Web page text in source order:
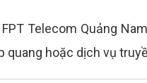
Telecom Quảng
hoặc dịch vụ